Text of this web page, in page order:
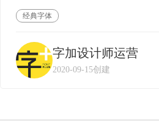
经典字体
字加设计师运营
2020-09-15创建